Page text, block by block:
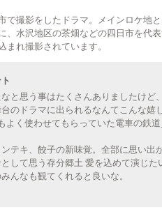
で撮影をしたドラマ。メインロケ地
、水沢地区の茶畑などの四日市を代
まれ撮影されています。
と思う事はたくさんありましたけど
のドラマに出られるなんてこんな嬉
よく使わせてもらっていた電車の鉄道
テキ、餃子の新味覚。全部に思い出
して思う存分郷土 愛を込めて演じた
んなも観てくれると良いな。